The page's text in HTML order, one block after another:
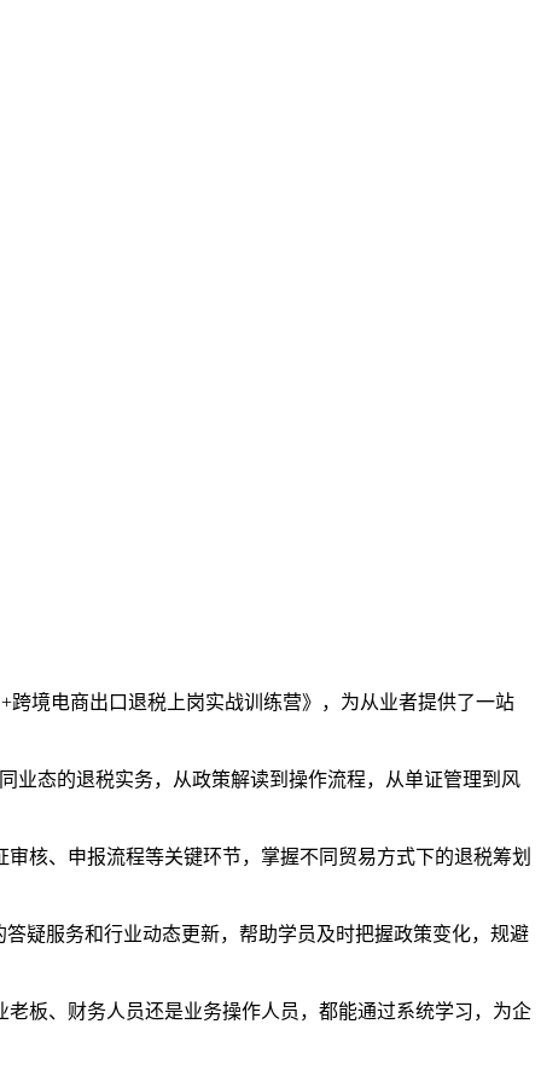
境电商出口退税上岗实战训练营》，为从业者提供了一站
业态的退税实务，从政策解读到操作流程，从单证管理到风
核、申报流程等关键环节，掌握不同贸易方式下的退税筹划
疑服务和行业动态更新，帮助学员及时把握政策变化，规避
板、财务人员还是业务操作人员，都能通过系统学习，为企